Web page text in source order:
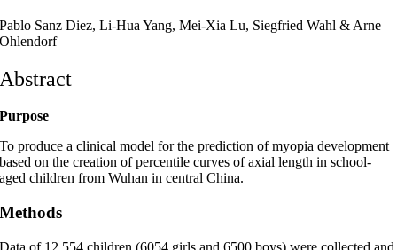
Pablo Sanz Diez, Li-Hua Yang, Mei-Xia Lu, Siegfried Wahl & Arne
Ohlendorf
Abstract
Purpose
To produce a clinical model for the prediction of myopia development
based on the creation of percentile curves of axial length in school-
aged children from Wuhan in central China.
Methods
Data of 12,554 children (6054 girls and 6500 boys) were collected and